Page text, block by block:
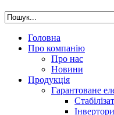
Головна
Про компанію
Про нас
Новини
Продукція
Гарантоване
Інвертори